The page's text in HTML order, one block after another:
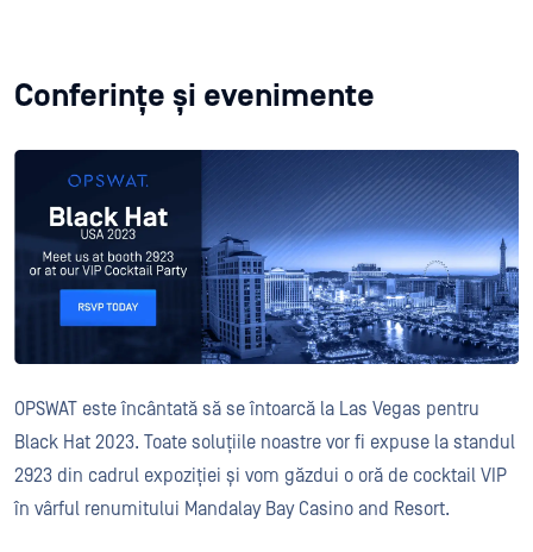
Conferințe și evenimente
OPSWAT este încântată să se întoarcă la Las Vegas pentru
Black Hat 2023. Toate soluțiile noastre vor fi expuse la standul
2923 din cadrul expoziției și vom găzdui o oră de cocktail VIP
în vârful renumitului Mandalay Bay Casino and Resort.